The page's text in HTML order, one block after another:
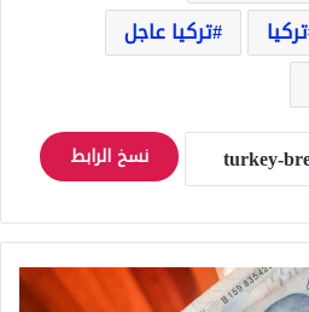
تركيا
تركيا عاجل
نسخ الرابط